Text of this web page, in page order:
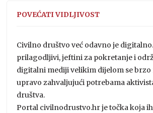
POVEĆATI VIDLJIVOST
Civilno društvo već odavno je
prilagodljivi, jeftini za pokretanje i
digitalni mediji velikim dijelom se
upravo zahvaljujući potrebama
društva.
Portal civilnodrustvo.hr je točka koja